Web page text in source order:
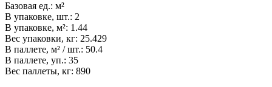
Базовая ед.: м²
В упаковке, шт.: 2
В упаковке, м²: 1.44
Вес упаковки, кг: 25.429
В паллете, м² / шт.: 50.4
В паллете, уп.: 35
Вес паллеты, кг: 890